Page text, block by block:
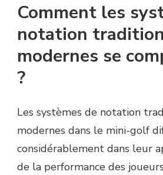
Comment les
notation
modernes se
?
Les systèmes de notation
modernes dans le mini-golf
considérablement dans leur
de la performance des